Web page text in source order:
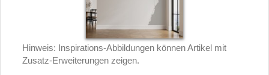
Hinweis: Inspirations-Abbildungen können Artikel mit
Zusatz-Erweiterungen zeigen.